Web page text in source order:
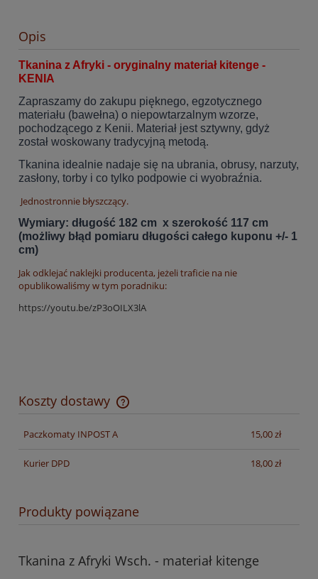
Opis
Tkanina z Afryki - oryginalny materiał kitenge -
KENIA
Zapraszamy do zakupu pięknego, egzotycznego
materiału (bawełna) o niepowtarzalnym wzorze,
pochodzącego z Kenii. Materiał jest sztywny, gdyż
został woskowany tradycyjną metodą.
Tkanina idealnie nadaje się na ubrania, obrusy, narzuty,
zasłony, torby i co tylko podpowie ci wyobraźnia.
Jednostronnie błyszczący.
Wymiary: długość 182 cm x szerokość 117 cm
(możliwy błąd pomiaru długości całego kuponu +/- 1
cm)
Jak odklejać naklejki producenta, jeżeli traficie na nie
opublikowaliśmy w tym poradniku:
https://youtu.be/zP3oOILX3lA
Koszty dostawy
Cena nie zawiera ewentualnych kosztów płatności
Paczkomaty INPOST A
15,00 zł
Kurier DPD 18,00 zł
Produkty powiązane
Tkanina z Afryki Wsch. - materiał kitenge